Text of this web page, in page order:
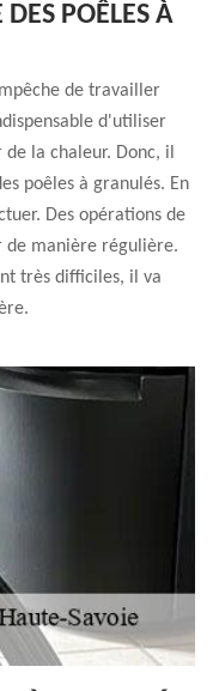
POÊLES À
de travailler
d'utiliser
la chaleur. Donc, il
poêles à granulés. En
Des opérations de
de manière régulière.
très difficiles, il va